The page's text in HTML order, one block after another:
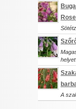
Rose
helyet
A